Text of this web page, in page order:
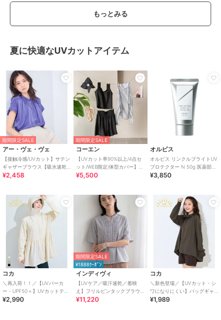
もっとみる
夏に快適なUVカットアイテム
期間限定SALE
アー・ヴェ・ヴェ
【接触冷感/UVカット】サテン
ギャザーブラウス【吸水速乾/
イージーケア】
¥2,458
期間限定SALE
コーエン
【UVカット率90%以上/4点セ
ット/WEB限定/体型カバー】シ
ュシュ付きアソートスイムウ
¥5,500
オルビス
オルビス リンクルブライトUV
プロテクター N 50g 医薬部外
品（顔用日焼け止め）
¥3,850
コカ
＼再入荷！！／【UVパーカ
ー・UPF50＋】UVカットティ
アードパーカー 全4色
¥2,990
期間限定SALE
¥1888ｸｰﾎﾟﾝ
インディヴィ
【UVケア／吸汗速乾／着映
え】フリルピンタックブラウ
ス
¥11,220
コカ
＼新色登場／【UVカット・シ
ワになりにくい】バッグギャ
ザーUVパーカー 全4色
¥1,989